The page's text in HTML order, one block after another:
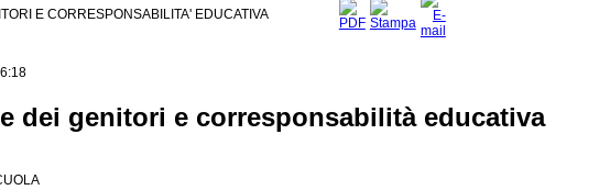
E CORRESPONSABILITA' EDUCATIVA
dei genitori e corresponsabilità educativa